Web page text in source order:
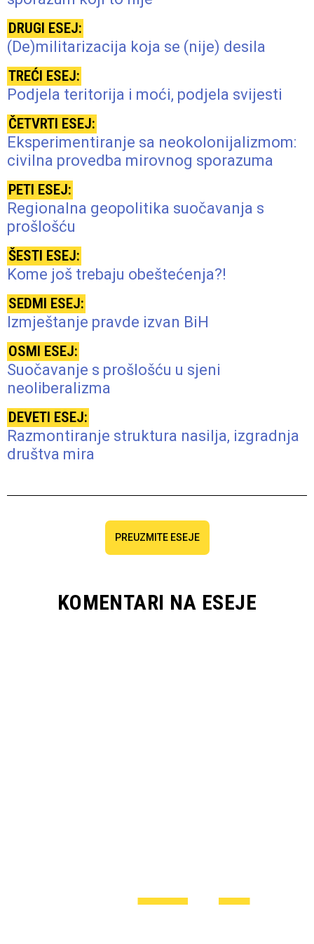
tonije
kapitalističkoj političkoj ekonomiji i koordinira aktivnosti
WILPF-a u BiH.
DRUGI ESEJ:
(De)militarizacija koja se (nije) desila
TREĆI ESEJ:
Podjela teritorija i moći, podjela svijesti
ČETVRTI ESEJ:
Eksperimentiranje sa neokolonijalizmom:
civilna provedba mirovnog sporazuma
PETI ESEJ:
Regionalna geopolitika suočavanja s
prošlošću
ŠESTI ESEJ:
Kome još trebaju obeštećenja?!
SEDMI ESEJ:
Izmještanje pravde izvan BiH
OSMI ESEJ:
Suočavanje s prošlošću u sjeni
neoliberalizma
DEVETI ESEJ:
Razmontiranje struktura nasilja, izgradnja
društva mira
PREUZMITE ESEJE
KOMENTARI NA ESEJE